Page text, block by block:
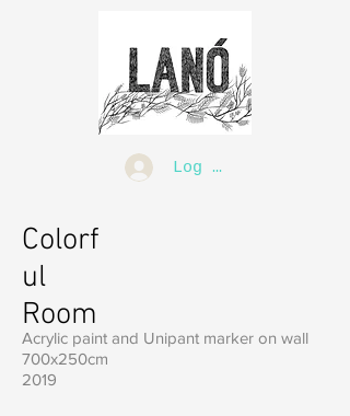
Log In
Colorf
ul
Room
Acrylic paint and Unipant marker on wall
700x250cm
2019